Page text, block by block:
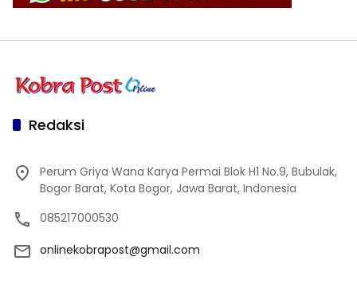
Redaksi
Perum Griya Wana Karya Permai Blok H1 No.9, Bubulak,
Bogor Barat, Kota Bogor, Jawa Barat, Indonesia
085217000530
onlinekobrapost@gmail.com